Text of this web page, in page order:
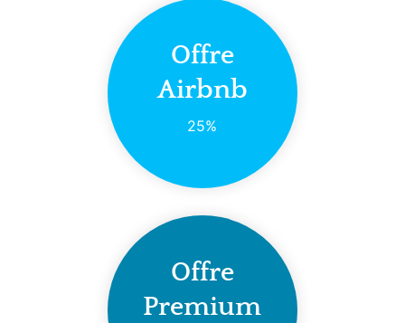
Offre
Airbnb
25%
Offre
Premium